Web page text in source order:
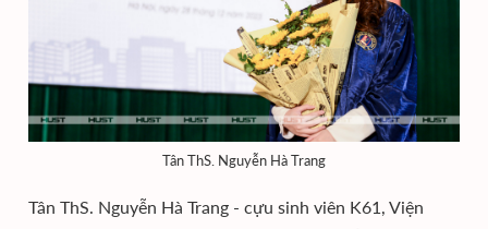
Tân ThS. Nguyễn Hà Trang
Tân ThS. Nguyễn Hà Trang - cựu sinh viên K61, Viện